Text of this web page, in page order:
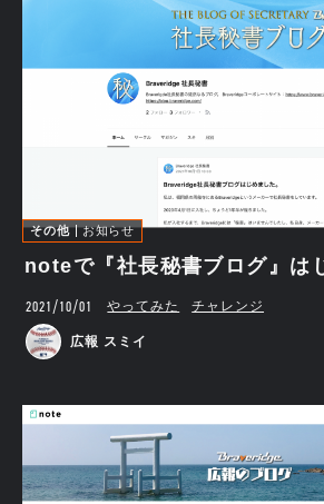
その他 お知らせ
noteで『社長秘書ブログ』は
2021/10/01 やってみた チャレンジ
広報 スミイ